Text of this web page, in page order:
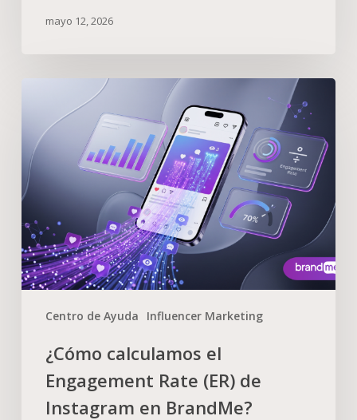
mayo 12, 2026
Centro de Ayuda Influencer Marketing
¿Cómo calculamos el
Engagement Rate (ER) de
Instagram en BrandMe?